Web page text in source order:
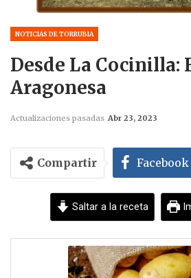
NOTICIAS DE TORRUBIA
Desde La Cocinilla:
Aragonesa
Actualizaciones pasadas Abr 23, 2023
Compartir Facebook
Saltar a la receta